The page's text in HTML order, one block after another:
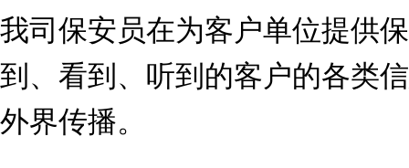
我司保安员在为客户单位提供
到、看到、听到的客户的各类
外界传播。